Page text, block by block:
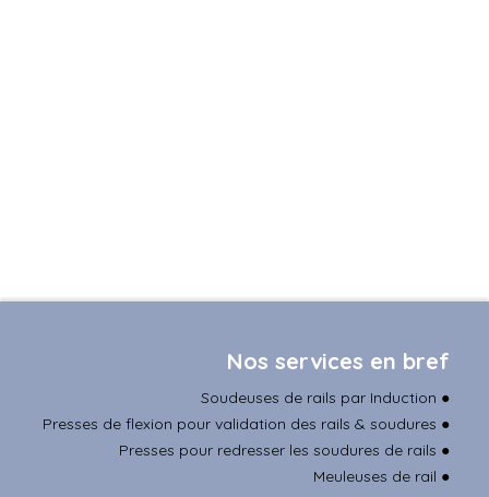
Nos services en bref
Soudeuses de rails par Induction ●
Presses de flexion pour validation des rails & soudures ●
Presses pour redresser les soudures de rails ●
Meuleuses de rail ●